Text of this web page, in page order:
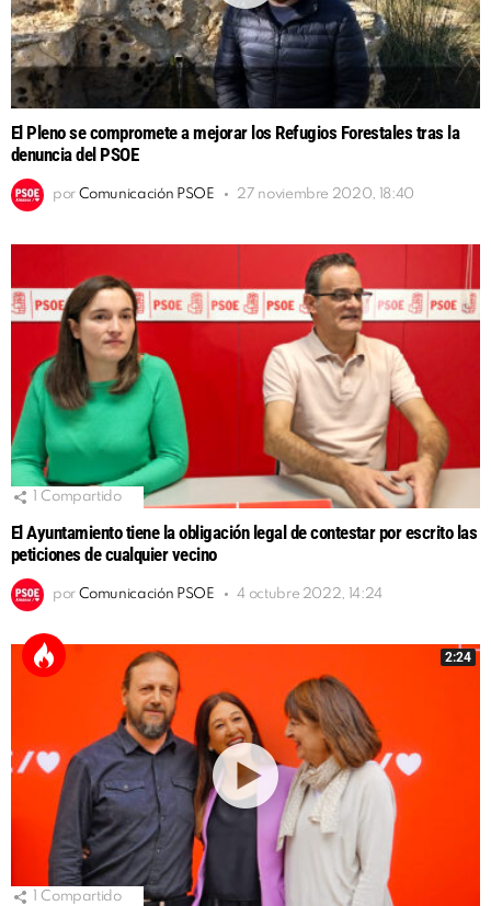
El Pleno se compromete a mejorar los Refugios Forestales tras la
denuncia del PSOE
por Comunicación PSOE 27 noviembre 2020, 18:40
Compartido
El Ayuntamiento tiene la obligación legal de contestar por escrito las
peticiones de cualquier vecino
por Comunicación PSOE 4 octubre 2022, 14:24
2:24
Compartido